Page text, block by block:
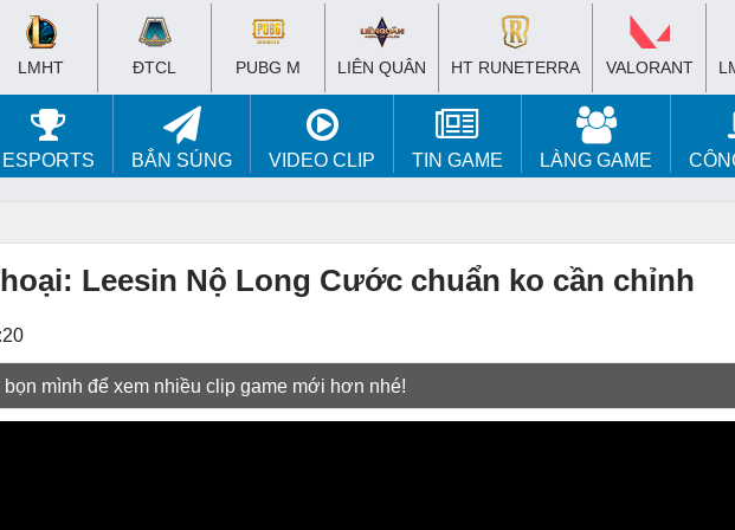
LMHT ĐTCL PUBG M LIÊN QUÂN HT RUNETERRA VALORANT
ESPORTS BẮN SÚNG VIDEO CLIP TIN GAME LÀNG GAME
Leesin Nộ Long Cước chuẩn ko cần chỉnh
bọn mình để xem nhiều clip game mới hơn nhé!